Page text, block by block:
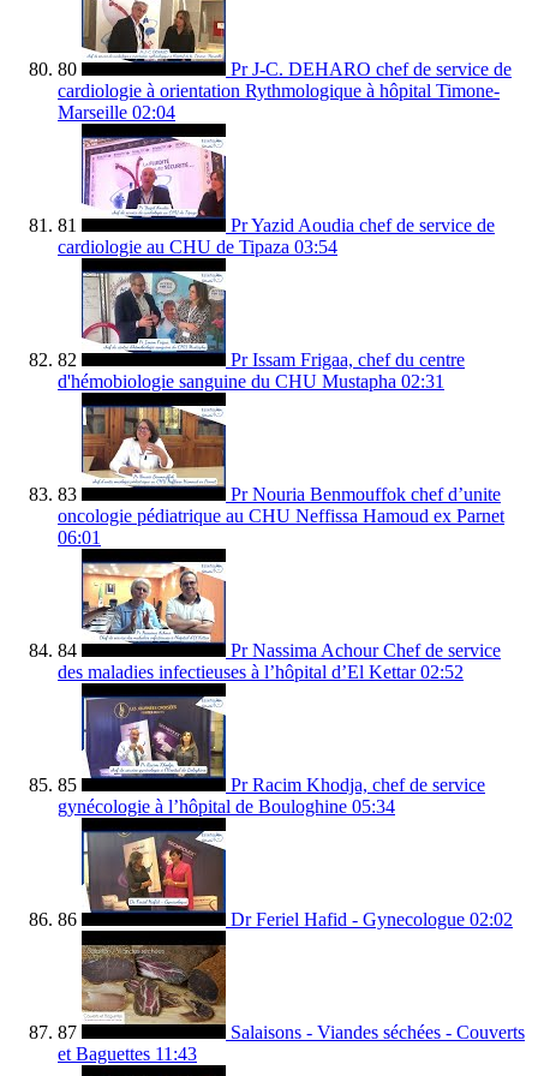
80
Pr J-C. DEHARO chef de service de
cardiologie à orientation Rythmologique à hôpital Timone-
Marseille 02:04
81
Pr Yazid Aoudia chef de service de
cardiologie au CHU de Tipaza 03:54
82
Pr Issam Frigaa, chef du centre
d'hémobiologie sanguine du CHU Mustapha 02:31
83
Pr Nouria Benmouffok chef d’unite
oncologie pédiatrique au CHU Neffissa Hamoud ex Parnet
06:01
84
Pr Nassima Achour Chef de service
des maladies infectieuses à l’hôpital d’El Kettar 02:52
85
Pr Racim Khodja, chef de service
gynécologie à l’hôpital de Bouloghine 05:34
86 Dr Feriel Hafid - Gynecologue 02:02
87
Salaisons - Viandes séchées - Couverts
et Baguettes 11:43